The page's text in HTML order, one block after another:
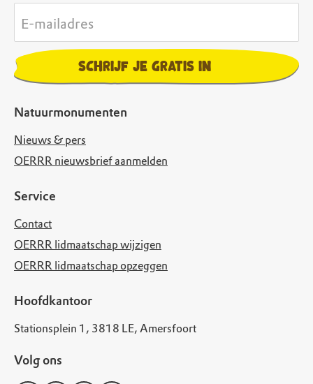
Natuurmonumenten
Nieuws & pers
OERRR nieuwsbrief aanmelden
Service
Contact
OERRR lidmaatschap wijzigen
OERRR lidmaatschap opzeggen
Hoofdkantoor
Stationsplein 1, 3818 LE, Amersfoort
Volg ons
E-mailadres
Schrijf je gratis in